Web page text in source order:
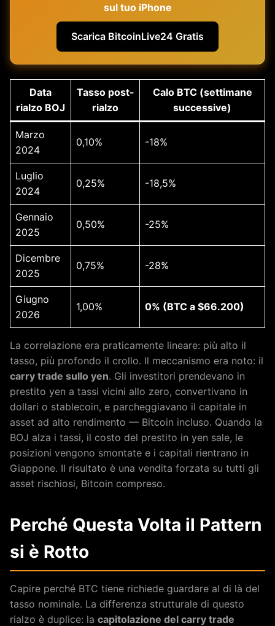
sul tuo iPhone
Scarica BitcoinLive24 Gratis
Data
rialzo BOJ
Tasso post-
rialzo
Calo BTC (settimane
successive)
Marzo
2024
0,10% -18%
Luglio
2024
0,25% -18,5%
Gennaio
2025
0,50% -25%
Dicembre
2025
0,75% -28%
Giugno
2026
1,00% 0% (BTC a $66.200)
La correlazione era praticamente lineare: più alto il
tasso, più profondo il crollo. Il meccanismo era noto: il
carry trade sullo yen. Gli investitori prendevano in
prestito yen a tassi vicini allo zero, convertivano in
dollari o stablecoin, e parcheggiavano il capitale in
asset ad alto rendimento — Bitcoin incluso. Quando la
BOJ alza i tassi, il costo del prestito in yen sale, le
posizioni vengono smontate e i capitali rientrano in
Giappone. Il risultato è una vendita forzata su tutti gli
asset rischiosi, Bitcoin compreso.
Perché Questa Volta il Pattern
si è Rotto
Capire perché BTC tiene richiede guardare al di là del
tasso nominale. La differenza strutturale di questo
rialzo è duplice: la capitolazione del carry trade